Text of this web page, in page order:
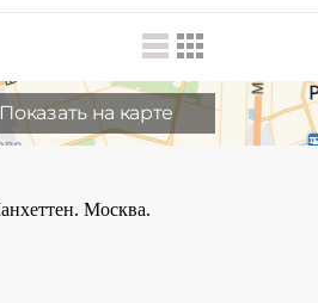
Показать на карте